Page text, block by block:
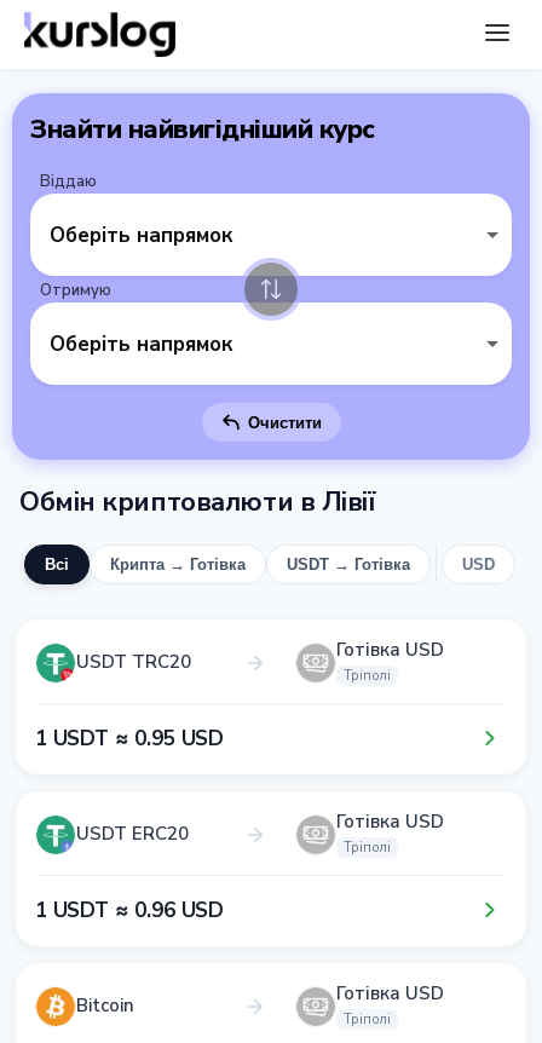
Знайти найвигідніший курс
Віддаю
Оберіть напрямок
Отримую
Оберіть напрямок
Очистити
Обмін криптовалюти в Лівії
Всі Крипта → Готівка USDT → Готівка USD
USDT TRC20 Готівка USD
Тріполі
1​ USDT ≈ 0​.9​5​ USD
USDT ERC20 Готівка USD
Тріполі
1​ USDT ≈ 0​.9​6​ USD
Bitcoin Готівка USD
Тріполі